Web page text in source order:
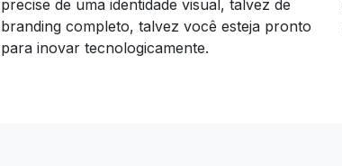
precise de uma identidade visual, talvez de
branding completo, talvez você esteja pronto
para inovar tecnologicamente.